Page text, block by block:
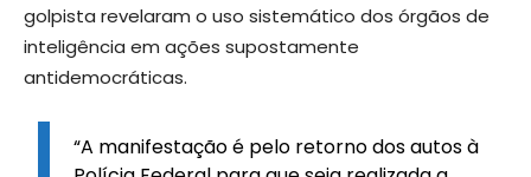
golpista revelaram o uso sistemático dos órgãos de
inteligência em ações supostamente
antidemocráticas.
“A manifestação é pelo retorno dos autos à